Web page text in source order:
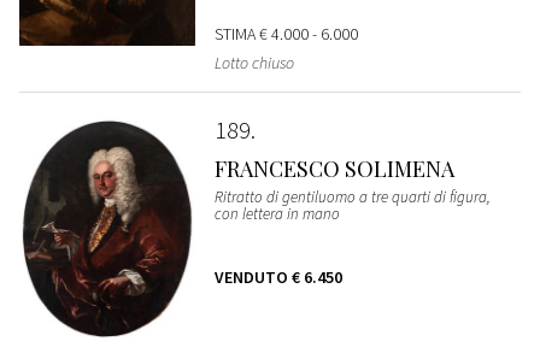
STIMA€ 4.000 - 6.000
Lotto chiuso
189
FRANCESCO SOLIMENA
Ritratto di gentiluomo a tre quarti di figura,
con lettera in mano
VENDUTO € 6.450